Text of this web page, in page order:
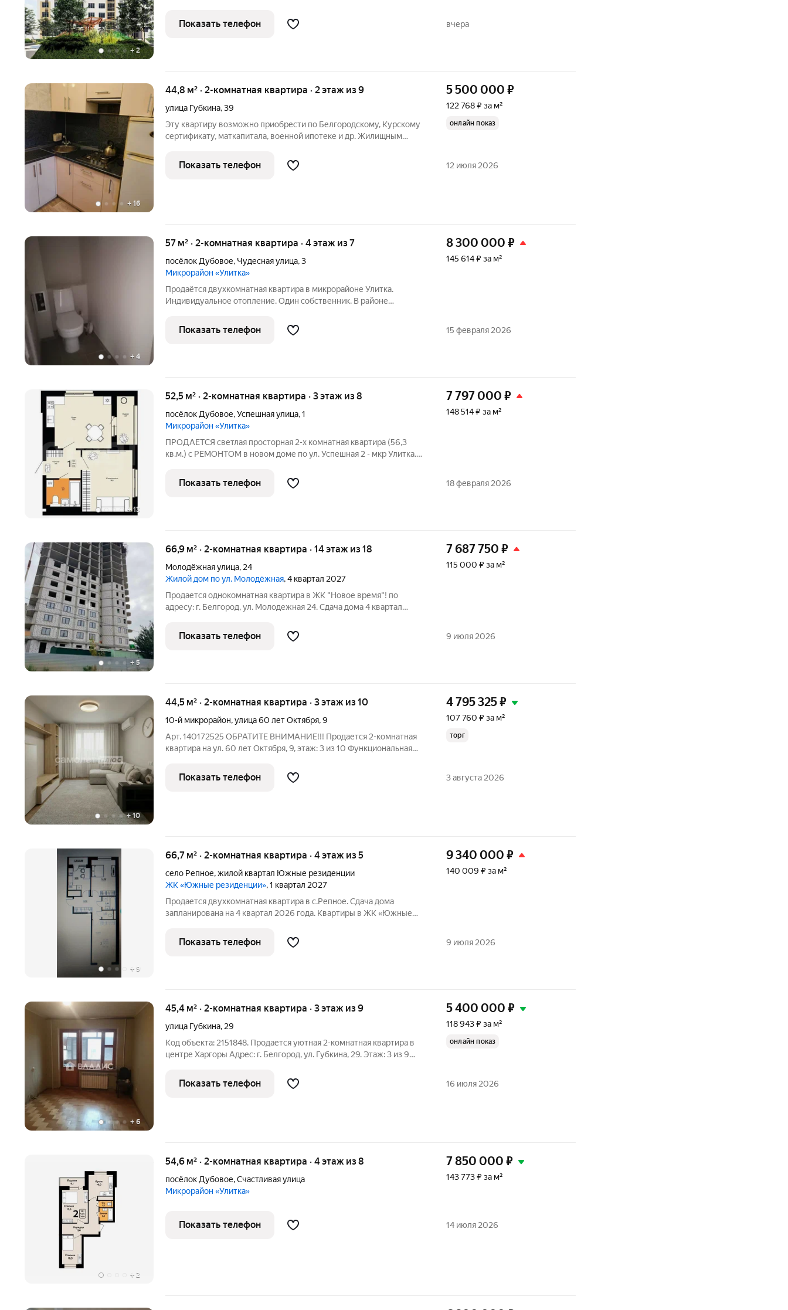
+2
планировкой подойдёт и для семьи с ребёнком, и для тех, кто
хочет объединить
Показать телефон вчера
+ 16
44,8 м² · 2-комнатная квартира · 2 этаж из 9
улица Губкина,39
Эту квартиру возможно приобрести по Белгородскому, Курскому
сертификату, маткапитала, военной ипотеке и др. Жилищным
двухкомнатная квартира со встроенной мебелью: кухня, шкаф-
купе. Остаётся
5 500 000 ₽
122 768 ₽ за м²
онлайн показ
Показать телефон 12 июля 2026
+ 4
57 м² · 2-комнатная квартира · 4 этаж из 7
посёлок Дубовое, Чудесная улица,3
Микрорайон «Улитка»
Продаётся двухкомнатная квартира в микрорайоне Улитка.
Индивидуальное отопление. Один собственник. В районе
8 300 000 ₽
145 614 ₽ за м²
Показать телефон 15 февраля 2026
+13
52,5 м² · 2-комнатная квартира · 3 этаж из 8
посёлок Дубовое,Успешная улица,1
Микрорайон «Улитка»
ПРОДАЕТСЯ светлая просторная 2-х комнатная квартира (56,3
кв.м.) с РЕМОНТОМ в новом доме по ул. Успешная 2 - мкр Улитка.
ПРОЦЕНТОВ! Квартира полностью с ремонтом: на полу - ламинат
в светлых тонах,
7 797 000 ₽
148 514 ₽ за м²
Показать телефон 18 февраля 2026
+ 5
66,9 м² · 2-комнатная квартира · 14 этаж из 18
Молодёжная улица, 24
Жилой дом по ул. Молодёжная, 4 квартал 2027
Продается однокомнатная квартира в ЖК "Новое время"! по
адресу: г. Белгород, ул. Молодежная 24. Сдача дома 4 квартал
переплат. Площадь квартиры - 66.85 кв м; жилая - 44.35 кв м; кухня
- 23.58 кв
7 687 750 ₽
115 000 ₽ за м²
Показать телефон 9 июля 2026
+10
44,5 м² · 2-комнатная квартира · 3 этаж из 10
10-й микрорайон,улица 60 лет Октября,9
Арт. 140172525 ОБРАТИТЕ ВНИМАНИЕ!!! Продается 2-комнатная
квартира на ул. 60 лет Октября, 9, этаж: 3 из 10 Функциональная
ремонтом. Отличный вариант для тех, кто ищет жилье без
4 795 325₽
107 760 ₽ за м²
торг
Показать телефон 3 августа 2026
+ 9
66,7 м² · 2-комнатная квартира · 4 этаж из 5
село Репное,жилой квартал Южные резиденции
ЖК «Южные резиденции», 1 квартал 2027
Продается двухкомнатная квартира в с.Репное. Сдача дома
запланирована на 4 квартал 2026 года. Квартиры в ЖК «Южные
семейную ипотеку с пер.взносом 20 процентов. ЖК «Южные
резиденции» расположен
9 340 000 ₽
140 009 ₽ за м²
Показать телефон 9 июля 2026
+ 6
45,4 м² · 2-комнатная квартира · 3 этаж из 9
улица Губкина, 29
Код объекта: 2151848. Продается уютная 2-комнатная квартира в
центре Харгоры Адрес: г. Белгород, ул. Губкина, 29. Этаж: 3 из 9
комфортно для пожилых людей и семей с детьми). Площадь:
Общая
5 400 000 ₽
118 943 ₽ за м²
онлайн показ
Показать телефон 16 июля 2026
+ 2
54,6 м² · 2-комнатная квартира · 4 этаж из 8
посёлок Дубовое,Счастливая улица
Микрорайон «Улитка»
7 850 000 ₽
143 773 ₽ за м²
Показать телефон 14 июля 2026